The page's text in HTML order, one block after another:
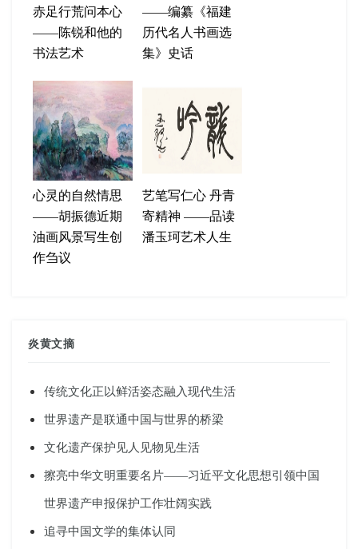
赤足行荒问本心
——陈锐和他的
书法艺术
——编纂《福建
历代名人书画选
集》史话
心灵的自然情思
——胡振德近期
油画风景写生创
作刍议
艺笔写仁心 丹青
寄精神 ——品读
潘玉珂艺术人生
炎黄文摘
传统文化正以鲜活姿态融入现代生活
世界遗产是联通中国与世界的桥梁
文化遗产保护见人见物见生活
擦亮中华文明重要名片——习近平文化思想引领中国
世界遗产申报保护工作壮阔实践
追寻中国文学的集体认同